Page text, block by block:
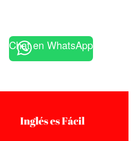
Chat en WhatsApp